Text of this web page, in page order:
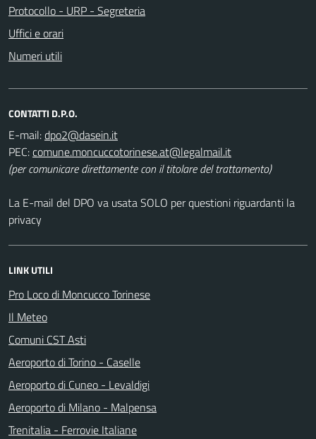
Protocollo - URP - Segreteria
Uffici e orari
Numeri utili
CONTATTI D.P.O.
E-mail:dpo2@dasein.it
PEC:comune.moncuccotorinese.at@legalmail.it
(per comunicare direttamente con il titolare del trattamento)
La E-mail del DPO va usata SOLO per questioni riguardanti la
privacy
LINK UTILI
Pro Loco di Moncucco Torinese
Il Meteo
Comuni CST Asti
Aeroporto di Torino - Caselle
Aeroporto di Cuneo - Levaldigi
Aeroporto di Milano - Malpensa
Trenitalia - Ferrovie Italiane